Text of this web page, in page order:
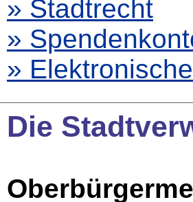
» Stadtrecht
»
»
Die